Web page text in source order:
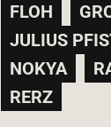
FLOH
JULIUS
NOKYA
RERZ